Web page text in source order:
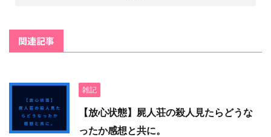
関連記事
雑記
【放心状態】屍人荘の殺人見たらどうな
ったか感想と共に。